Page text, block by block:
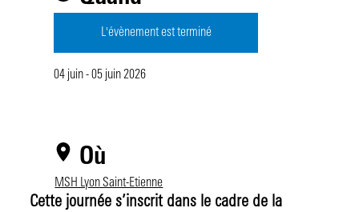
L'Université d'été
Collection « Recherches »
« Mission Recherche » des Amis du Centre Pompidou
Projets de recherche
Articles de chercheurs
Lectures obligatoires
Tous nos billets
Venir aux archives institutionnelles
Reproduction - Commande de fichiers HD
J'ai déjà un compte
Je me connecte
Je me connecte pour la 1ère fois
Je n'ai pas encore de compte
Je me préinscris
J'ai besoin d'aide
Cette journée s’inscrit dans le cadre de la
L'évènement est terminé
04 juin - 05 juin 2026
Où
MSH Lyon Saint-Etienne